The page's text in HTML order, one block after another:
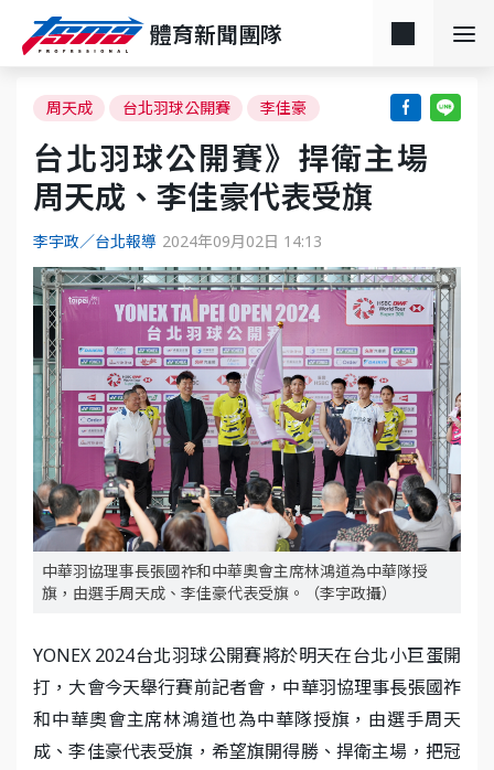
體育新聞團隊
周天成 台北羽球公開賽 李佳豪
台北羽球公開賽》捍衛主場
周天成、李佳豪代表受旗
李宇政／台北報導 2024年09月02日 14:13
中華羽協理事長張國祚和中華奧會主席林鴻道為中華隊授
旗，由選手周天成、李佳豪代表受旗。（李宇政攝）
YONEX 2024台北羽球公開賽將於明天在台北小巨蛋開
打，大會今天舉行賽前記者會，中華羽協理事長張國祚
和中華奧會主席林鴻道也為中華隊授旗，由選手周天
成、李佳豪代表受旗，希望旗開得勝、捍衛主場，把冠